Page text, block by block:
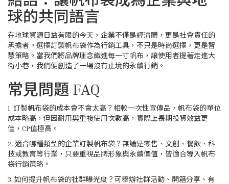
球的共同語言
在地球資源日益有限的今天，企業不僅是經濟體，更是社會責任的
承擔者。選擇訂製帆布袋作為行銷工具，不只是時尚選擇，更是智
慧策略。當我們將品牌理念織進每一寸帆布，讓使用者提著走進大
街小巷，我們便創造了一場沒有止境的永續行銷。
常見問題 FAQ
1. 訂製帆布袋的成本會不會太高？相較一次性宣傳品，帆布袋的單位
成本略高，但因耐用與重複使用次數高，實際上長期投資效益更
佳，CP值極高。
2. 適合哪種類型的企業訂製帆布袋？無論是零售、文創、餐飲、科
技或教育等行業，只要重視品牌形象與永續價值，皆適合導入帆布
袋行銷策略。
3. 如何提升帆布袋的社群曝光度？可舉辦社群活動、開箱分享、有